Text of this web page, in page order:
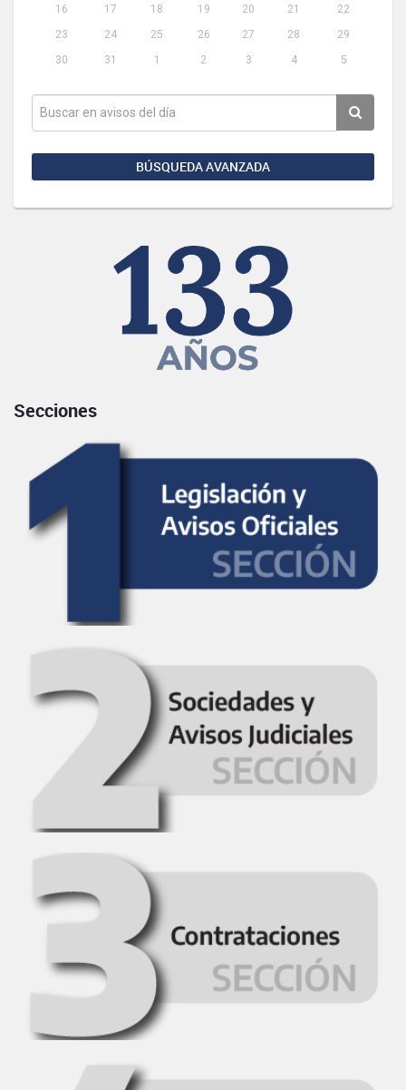
16
17 18 19 20 21
22
23
24 25 26 27 28
29
30
31 1 2 3 4 5
BÚSQUEDA AVANZADA
Secciones